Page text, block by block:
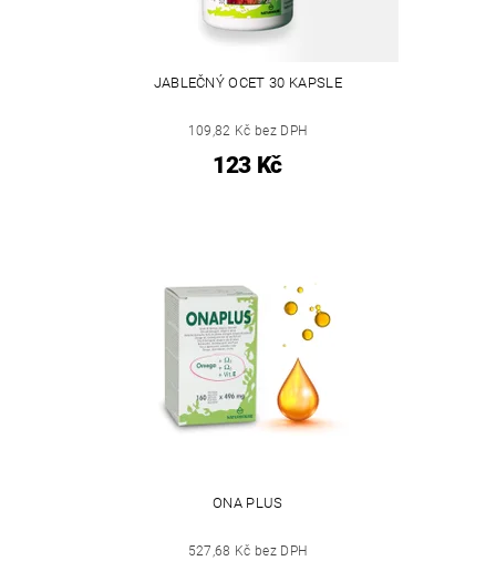
JABLEČNÝ OCET 30 KAPSLE
109,82 Kč bez DPH
123 Kč
ONA PLUS
527,68 Kč bez DPH